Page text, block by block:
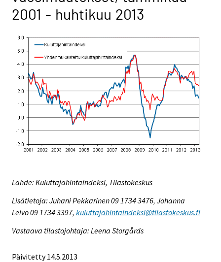
2001 - huhtikuu 2013
Lähde: Kuluttajahintaindeksi, Tilastokeskus
Lisätietoja: Juhani Pekkarinen 09 1734 3476, Johanna
Leivo 09 1734 3397, kuluttajahintaindeksi@tilastokeskus.fi
Vastaava tilastojohtaja: Leena Storgårds
Päivitetty 14.5.2013